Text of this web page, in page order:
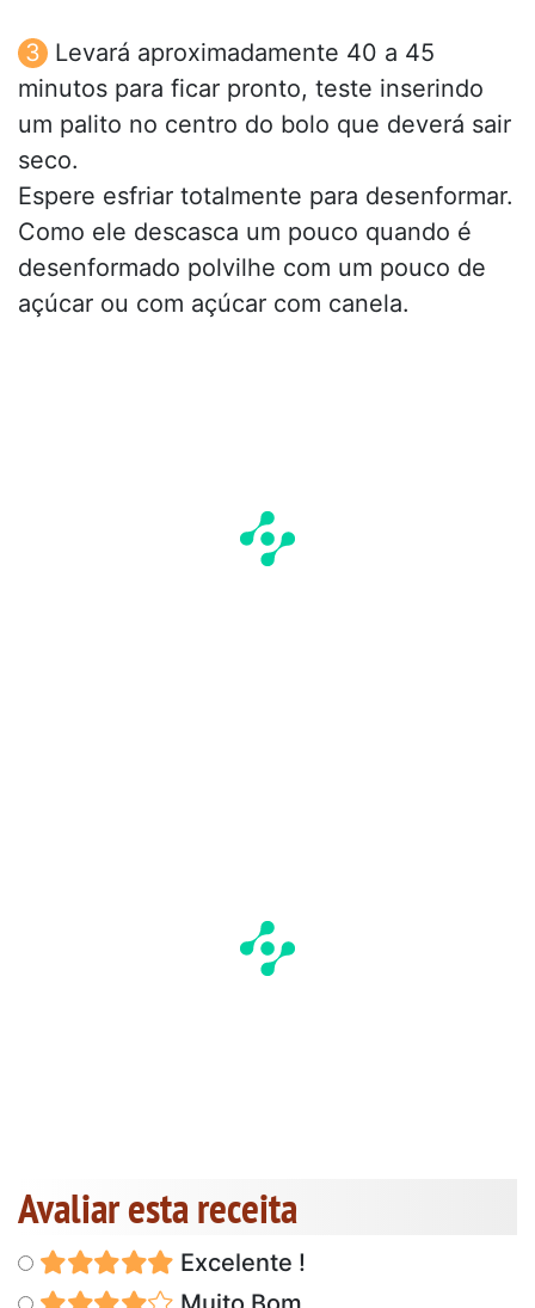
Levará aproximadamente 40 a 45
minutos para ficar pronto, teste inserindo
um palito no centro do bolo que deverá sair
seco.
Espere esfriar totalmente para desenformar.
Como ele descasca um pouco quando é
desenformado polvilhe com um pouco de
açúcar ou com açúcar com canela.
Avaliar esta receita
Excelente !